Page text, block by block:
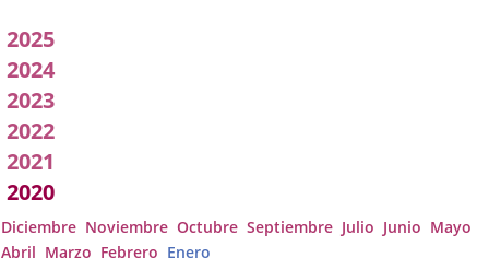
2025
2024
2023
2022
2021
2020
Diciembre Noviembre Octubre Septiembre Julio Junio Mayo
Abril Marzo Febrero Enero